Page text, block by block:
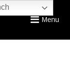
Menu